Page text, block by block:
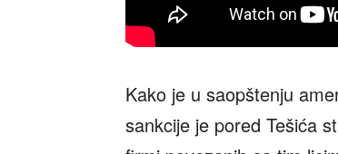
Kako je u saopštenju
sankcije je pored Tešića